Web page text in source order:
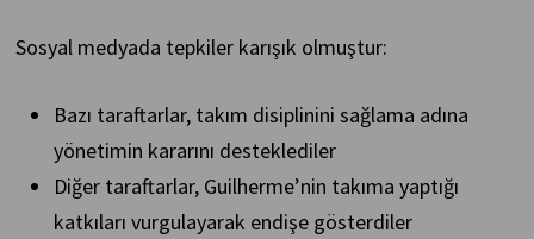
Sosyal medyada tepkiler karışık olmuştur:
Bazı taraftarlar, takım disiplinini sağlama adına
yönetimin kararını desteklediler
Diğer taraftarlar, Guilherme’nin takıma yaptığı
katkıları vurgulayarak endişe gösterdiler